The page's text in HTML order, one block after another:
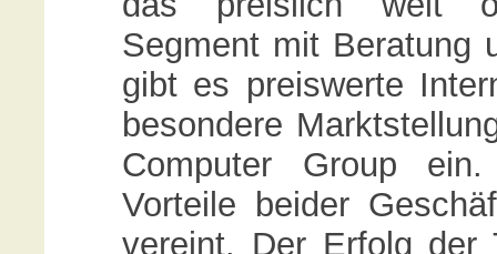
Segment mit Beratung
gibt es preiswerte
besondere
Computer Group
Vorteile beider
vereint. Der Erfolg der